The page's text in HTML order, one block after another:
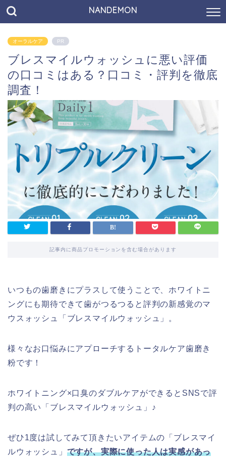
NANDEMON
オーラルケア PR
ブレスマイルウォッシュに悪い評価
の口コミはある？口コミ・評判を徹底
調査！
記事内に商品プロモーションを含む場合があります
いつもの歯磨きにプラスして使うことで、ホワイトニ
ングにも期待できて歯がつるつると評判の新感覚のマ
ウスォッシュ「ブレスマイルウォッシュ」。
様々なお口悩みにアプローチするトータルケア歯磨き
粉です！
ホワイトニング×口臭のダブルケアができるとSNSで評
判の高い「ブレスマイルウォッシュ」♪
ぜひ1度は試してみて頂きたいアイテムの「ブレスマイ
ルウォッシュ」 ですが、実際に使った人は実感があっ